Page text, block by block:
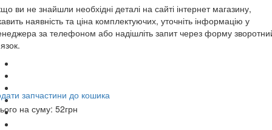
ви не знайшли необхідні деталі на сайті інтернет магазину,
наявність та ціна комплектуючих, уточніть інформацію у
за телефоном або надішліть запит через форму
запчастини до кошика
на суму: 52грн